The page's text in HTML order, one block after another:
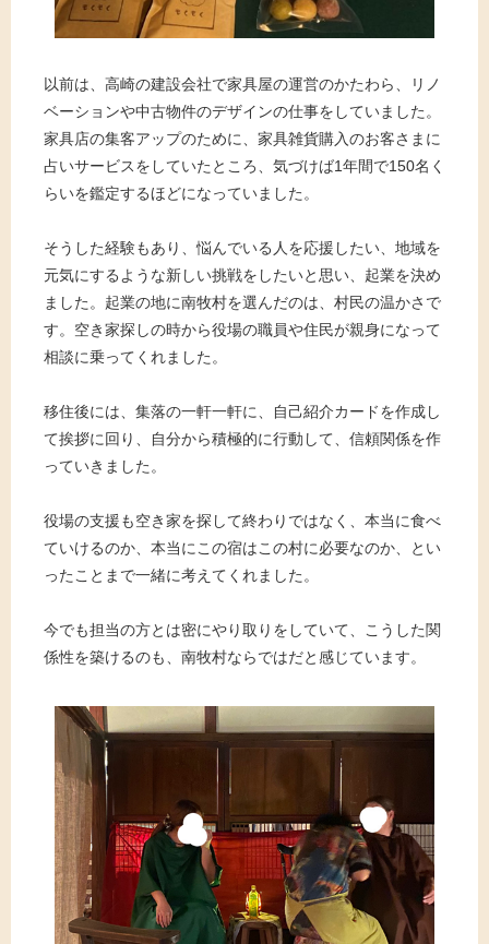
以前は、高崎の建設会社で家具屋の運営のかたわら、リノ
ベーションや中古物件のデザインの仕事をしていました。
家具店の集客アップのために、家具雑貨購入のお客さまに
占いサービスをしていたところ、気づけば1年間で150名く
らいを鑑定するほどになっていました。
そうした経験もあり、悩んでいる人を応援したい、地域を
元気にするような新しい挑戦をしたいと思い、起業を決め
ました。起業の地に南牧村を選んだのは、村民の温かさで
す。空き家探しの時から役場の職員や住民が親身になって
相談に乗ってくれました。
移住後には、集落の一軒一軒に、自己紹介カードを作成し
て挨拶に回り、自分から積極的に行動して、信頼関係を作
っていきました。
役場の支援も空き家を探して終わりではなく、本当に食べ
ていけるのか、本当にこの宿はこの村に必要なのか、とい
ったことまで一緒に考えてくれました。
今でも担当の方とは密にやり取りをしていて、こうした関
係性を築けるのも、南牧村ならではだと感じています。